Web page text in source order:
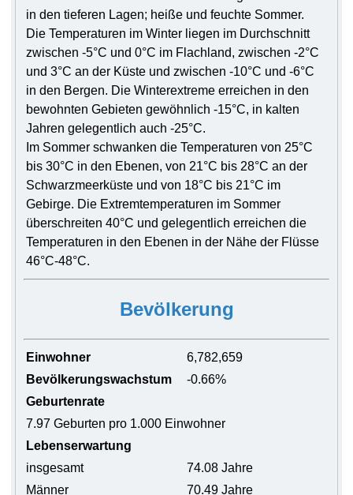
in den tieferen Lagen; heiße und feuchte Sommer.
Die Temperaturen im Winter liegen im Durchschnitt
zwischen -5°С und 0°С im Flachland, zwischen -2°С
und 3°С an der Küste und zwischen -10°С und -6°С
in den Bergen. Die Winterextreme erreichen in den
bewohnten Gebieten gewöhnlich -15°С, in kalten
Jahren gelegentlich auch -25°С.
Im Sommer schwanken die Temperaturen von 25°С
bis 30°С in den Ebenen, von 21°С bis 28°С an der
Schwarzmeerküste und von 18°С bis 21°С im
Gebirge. Die Extremtemperaturen im Sommer
überschreiten 40°С und gelegentlich erreichen die
Temperaturen in den Ebenen in der Nähe der Flüsse
46°С-48°С.
Bevölkerung
Einwohner
6,782,659
Bevölkerungswachstum
-0.66%
Geburtenrate
7.97 Geburten pro 1.000 Einwohner
Lebenserwartung
insgesamt
74.08 Jahre
Männer
70.49 Jahre